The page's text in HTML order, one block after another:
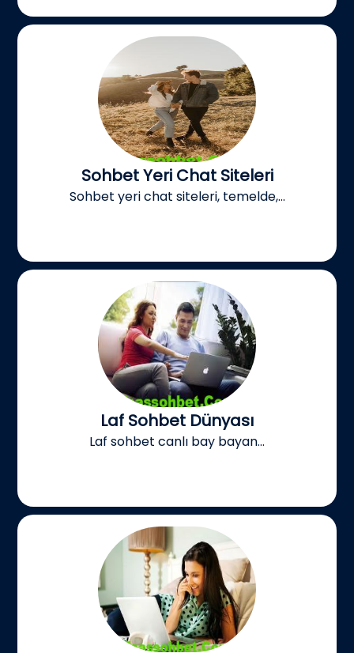
Sohbet Yeri Chat Siteleri
Sohbet yeri chat siteleri, temelde,...
Laf Sohbet Dünyası
Laf sohbet canlı bay bayan...